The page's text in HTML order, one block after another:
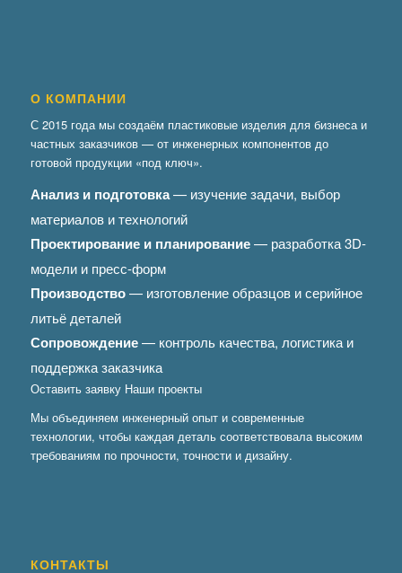
О КОМПАНИИ
С 2015 года мы создаём пластиковые изделия для бизнеса и
частных заказчиков — от инженерных компонентов до
готовой продукции «под ключ».
Анализ и подготовка— изучение задачи, выбор
материалов и технологий
Проектирование и планирование— разработка 3D-
модели и пресс-форм
Производство— изготовление образцов и серийное
литьё деталей
Сопровождение— контроль качества, логистика и
поддержка заказчика
Оставить заявку Наши проекты
Мы объединяем инженерный опыт и современные
технологии, чтобы каждая деталь соответствовала высоким
требованиям по прочности, точности и дизайну.
КОНТАКТЫ